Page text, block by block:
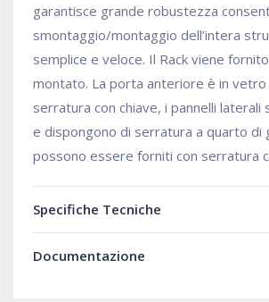
garantisce grande robustezza
smontaggio/montaggio dell’intera
semplice e veloce. Il Rack viene
montato. La porta anteriore è in
serratura con chiave, i pannelli laterali
e dispongono di serratura a quarto di
possono essere forniti con serratura
Specifiche Tecniche
Documentazione